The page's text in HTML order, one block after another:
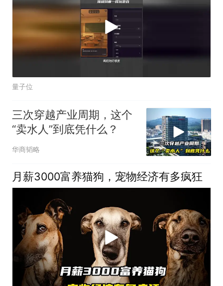
量子位
三次穿越产业周期，这个
“卖水人”到底凭什么？
华商韬略
月薪3000富养猫狗，宠物经济有多疯狂